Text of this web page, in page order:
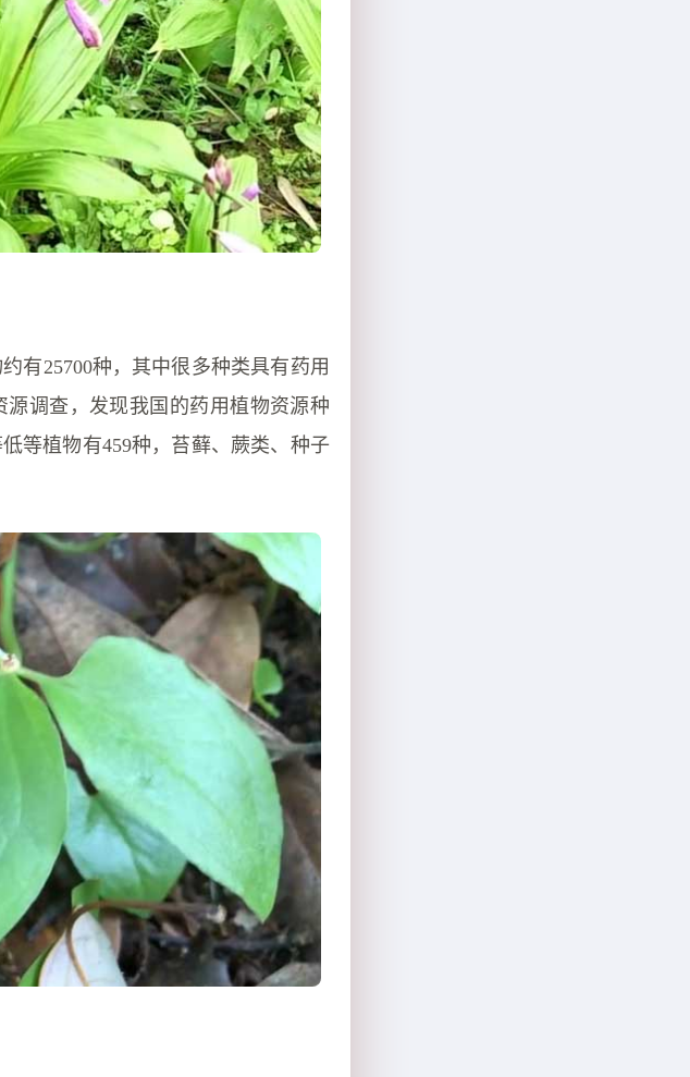
有25700种，其中很多种类具有药用
调查，发现我国的药用植物资源种
等植物有459种，苔藓、蕨类、种子